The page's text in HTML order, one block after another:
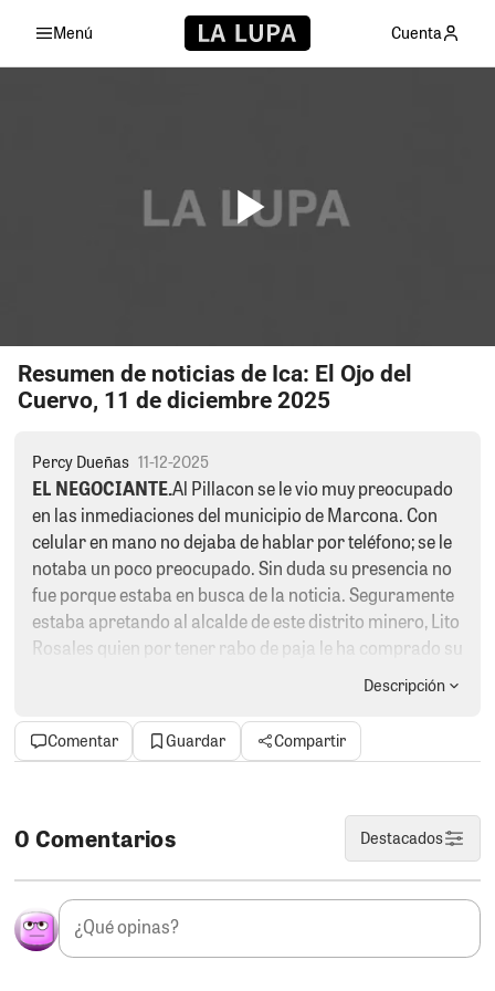
Menú Cuenta
Resumen de noticias de Ica: El Ojo del
Cuervo, 11 de diciembre 2025
Percy Dueñas 11-12-2025
EL NEGOCIANTE.Al Pillacon se le vio muy preocupado
en las inmediaciones del municipio de Marcona. Con
celular en mano no dejaba de hablar por teléfono; se le
notaba un poco preocupado. Sin duda su presencia no
fue porque estaba en busca de la noticia. Seguramente
estaba apretando al alcalde de este distrito minero, Lito
Rosales quien por tener rabo de paja le ha comprado su
Pillacon se olvida de la palabra del señor. Este sujeto a
hecho a hecho del periodismo el más vil de los oficios.
de educación no podría sustentar el ritmo de vida que
LA VIAJERA.
saber donde esta la ex vicegobernadora una fuente nos
comentó que está fuera del país disfrutando de la vida
Descripción
Comentar Guardar Compartir
0 Comentarios Destacados